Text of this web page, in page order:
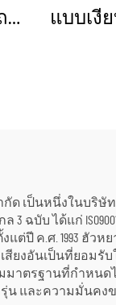
แบบเงี
กัด เป็นหนึ่งในบริ
แก่ ISO9001,
ค.ศ. 1993 ฮัวหย
ยงอันเป็นที่ยอมรั
าตรฐานที่กำหนด
น และความมั่นคง